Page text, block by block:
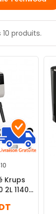
10 produits.
Krups
1140W